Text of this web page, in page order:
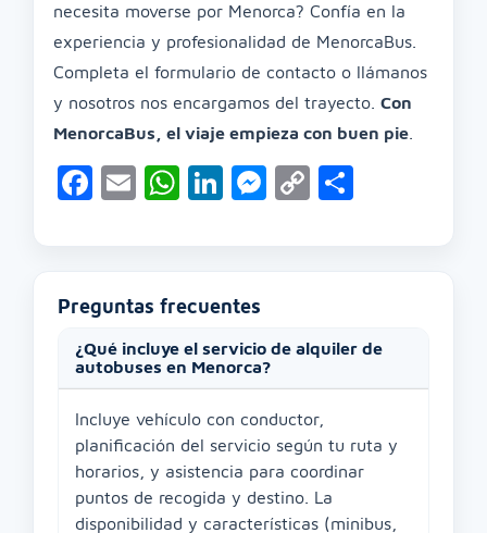
necesita moverse por Menorca? Confía en la
experiencia y profesionalidad de MenorcaBus.
Completa el formulario de contacto o llámanos
y nosotros nos encargamos del trayecto. Con
MenorcaBus, el viaje empieza con buen pie
Facebook
EmailWhatsApp
LinkedIn
Messenger
Copy
Preguntas frecuentes
¿Qué incluye el servicio de alquiler de
autobuses en Menorca?
Incluye vehículo con conductor,
planificación del servicio según tu ruta y
horarios, y asistencia para coordinar
puntos de recogida y destino. La
disponibilidad y características (minibus,